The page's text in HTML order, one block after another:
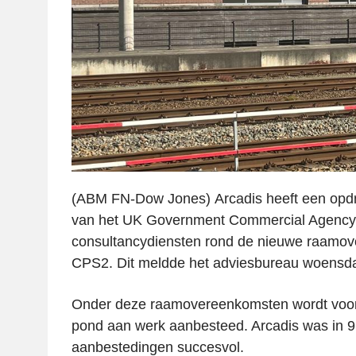
(ABM FN-Dow Jones) Arcadis heeft een
van het UK Government Commercial
consultancydiensten rond de nieuwe
CPS2. Dit meldde het adviesbureau
Onder deze raamovereenkomsten wordt
pond aan werk aanbesteed. Arcadis was in
aanbestedingen succesvol.